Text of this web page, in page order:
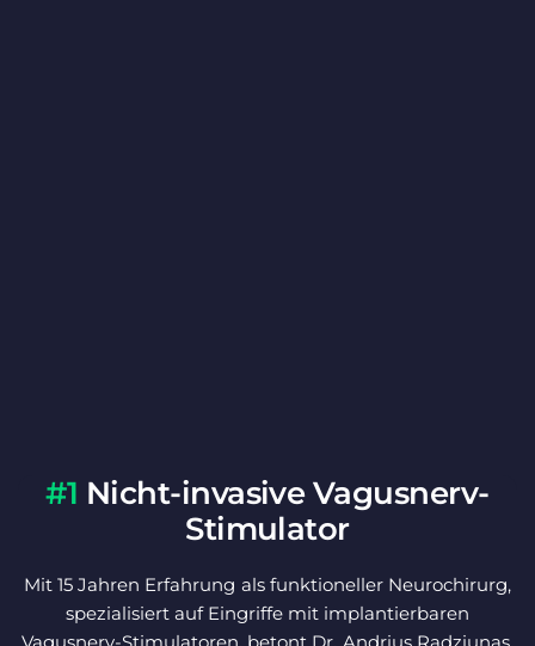
#1 Nicht-invasive Vagusnerv-
Stimulator
Mit 15 Jahren Erfahrung als funktioneller Neurochirurg,
spezialisiert auf Eingriffe mit implantierbaren